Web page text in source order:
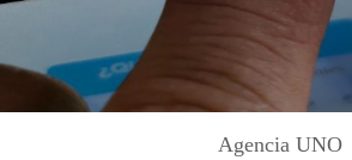
Agencia UNO